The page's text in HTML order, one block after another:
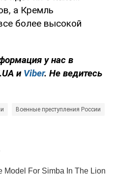
а Кремль
более высокой
у нас в
и Viber. Не ведитесь
Военные преступления России